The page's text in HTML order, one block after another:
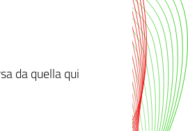
da quella qui